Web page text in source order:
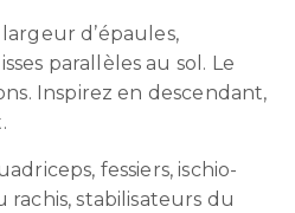
largeur d’épaules,
parallèles au sol. Le
Inspirez en descendant,
fessiers, ischio-
rachis, stabilisateurs du